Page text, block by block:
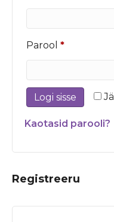
Parool *Nõutud
Logi sisse
Kaotasid parooli?
Registreeru